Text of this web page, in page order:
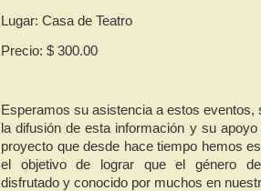
Lugar: Casa de Teatro
Precio: $ 300.00
Esperamos su asistencia a estos eventos,
la difusión de esta información y su
proyecto que desde hace tiempo hemos
el objetivo de lograr que el género
disfrutado y conocido por muchos en